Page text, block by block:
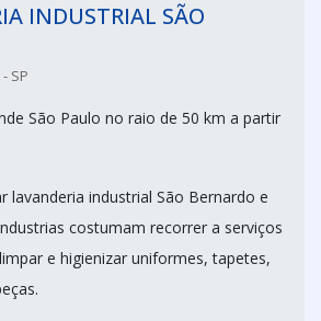
INDUSTRIAL SÃO
SP
São Paulo no raio de 50 km a partir
lavanderia industrial São Bernardo e
costumam recorrer a serviços
e higienizar uniformes, tapetes,